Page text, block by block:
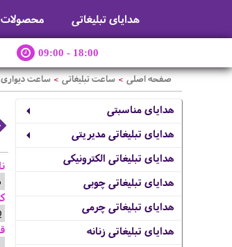
هدایای تبلیغاتی محصولات
09:00 - 18:00
صفحه اصلی > ساعت تبلیغاتی > ساعت دیواری
هدایای مناسبتی
هدایای تبلیغاتی مدیریتی
هدایای تبلیغاتی الکترونیکی
هدایای تبلیغاتی چوبی
هدایای تبلیغاتی چرمی
هدایای تبلیغاتی زنانه